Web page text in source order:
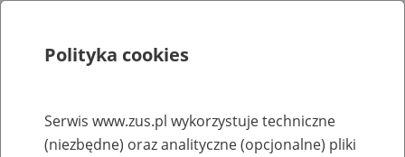
Rejestry, ewidencje i archiwa
Polityka cookies
Serwis www.zus.pl wykorzystuje techniczne
(niezbędne) oraz analityczne (opcjonalne) pliki